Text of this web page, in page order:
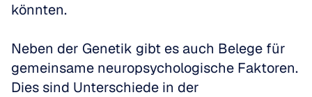
könnten.
Neben der Genetik gibt es auch Belege für
gemeinsame neuropsychologische Faktoren.
Dies sind Unterschiede in der